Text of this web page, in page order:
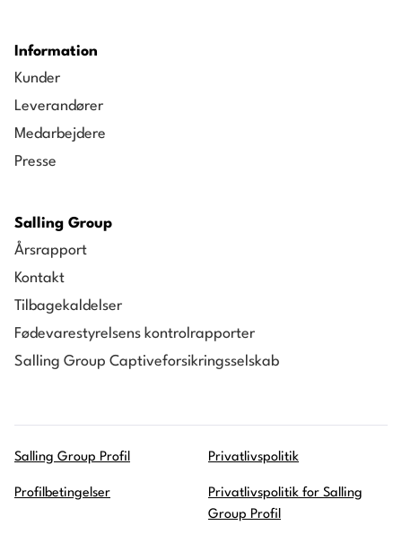
Information
Kunder
Leverandører
Medarbejdere
Presse
Salling Group
Årsrapport
Kontakt
Tilbagekaldelser
Fødevarestyrelsens kontrolrapporter
Salling Group Captiveforsikringsselskab
Salling Group Profil Privatlivspolitik
Profilbetingelser
Privatlivspolitik for Salling
Group Profil